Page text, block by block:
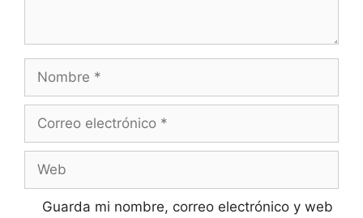
Nombre
Correo
Web
Guarda mi nombre, correo electrónico y web